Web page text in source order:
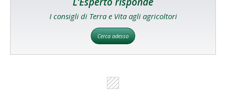
I consigli di Terra e Vita agli agricoltori
Cerca adesso